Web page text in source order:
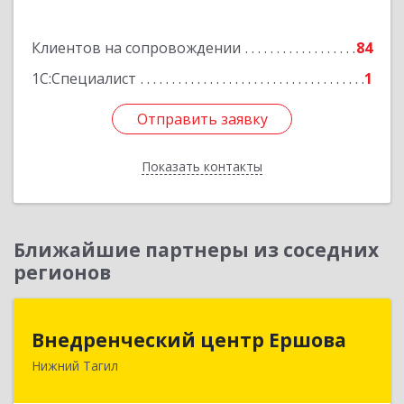
Клиентов на сопровождении
84
1С:Специалист
1
Отправить заявку
Показать контакты
Отправить заявку
Назад
Ближайшие партнеры из соседних
регионов
Внедренческий центр Ершова
Нижний Тагил
Внедренческий центр Ершова
622030, Свердловская обл, Нижний Тагил г,